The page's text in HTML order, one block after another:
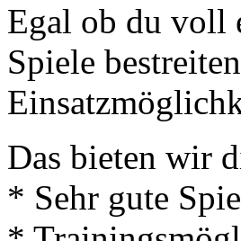
Egal ob du voll
Spiele
Das bieten wir
* Sehr gute